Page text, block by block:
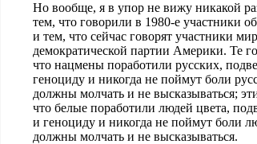
Но вообще, я в упор не вижу никакой
тем, что говорили в 1980-е участники
и тем, что сейчас говорят участники
демократической партии Америки. Те
что нацмены поработили русских,
геноциду и никогда не поймут боли
должны молчать и не высказываться;
что белые поработили людей цвета,
и геноциду и никогда не поймут боли
должны молчать и не высказываться.